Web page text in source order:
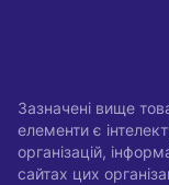
Зазначені вище
елементи є
організацій,
сайтах цих